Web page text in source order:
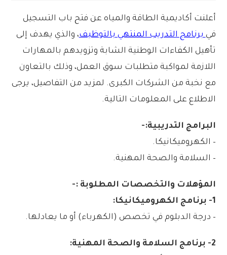
أعلنت أكاديمية الطاقة والمياه عن فتح باب التسجيل
فيبرنامج التدريب المنتهي بالتوظيف، والذي يهدف إلى
تأهيل الكفاءات الوطنية الشابة وتزويدهم بالمهارات
اللازمة لمواكبة متطلبات سوق العمل، وذلك بالتعاون
مع نخبة من الشركات الكبرى. لمزيد من التفاصيل، يرجى
الاطلاع على المعلومات التالية.
البرامج التدريبية:-
– الكهروميكانيكا.
– السلامة والصحة المهنية.
المؤهلات والتخصصات المطلوبة :-
1- برنامج الكهروميكانيكا:
– درجة الدبلوم في تخصص (الكهرباء) أو ما يعادلها.
2- برنامج السلامة والصحة المهنية: